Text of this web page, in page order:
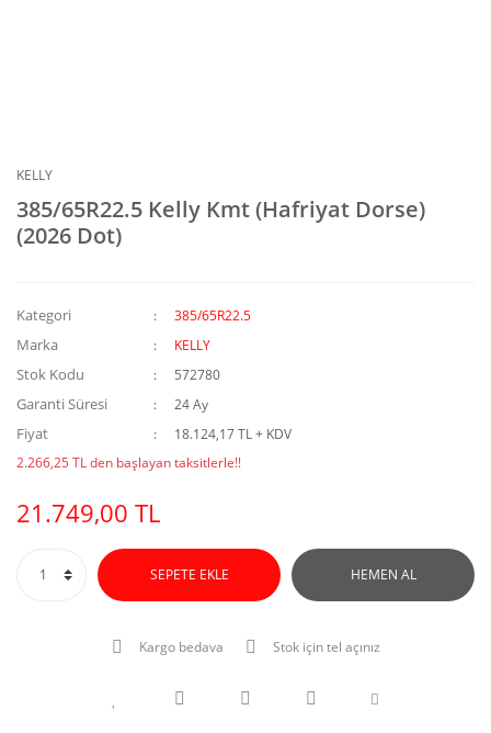
KELLY
385/65R22.5 Kelly Kmt (Hafriyat Dorse)
(2026 Dot)
Kategori 385/65R22.5
Marka KELLY
Stok Kodu 572780
Garanti Süresi 24 Ay
Fiyat
18.124,17 TL + KDV
2.266,25 TL den başlayan taksitlerle!!
21.749,00 TL
SEPETE EKLE HEMEN AL
Kargo bedava Stok için tel açınız